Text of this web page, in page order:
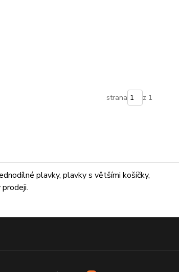
strana z 1
plavky, plavky s většími košíčky,